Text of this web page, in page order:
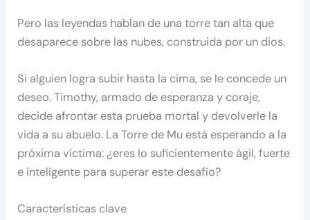
Pero las leyendas hablan de una torre tan alta que
desaparece sobre las nubes, construida por un dios.
Si alguien logra subir hasta la cima, se le concede un
deseo. Timothy, armado de esperanza y coraje,
decide afrontar esta prueba mortal y devolverle la
vida a su abuelo. La Torre de Mu está esperando a la
próxima víctima: ¿eres lo suficientemente ágil, fuerte
e inteligente para superar este desafío?
Características clave